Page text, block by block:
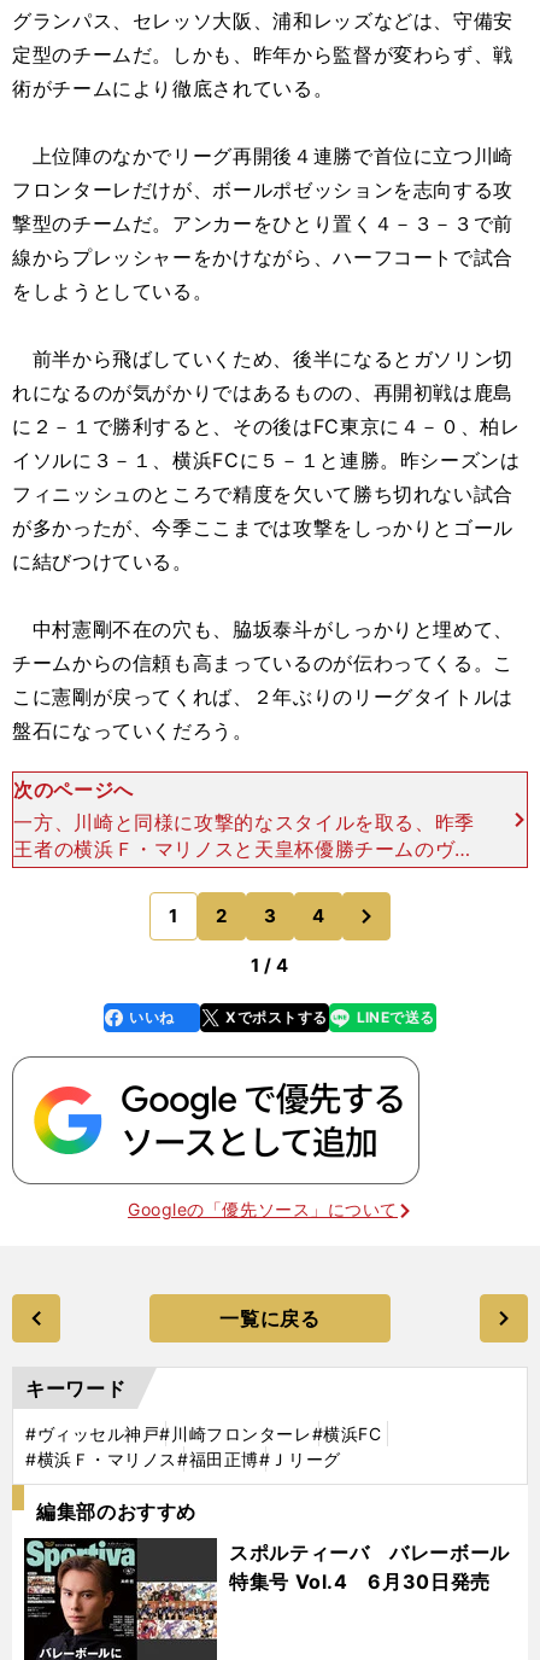
グランパス、セレッソ大阪、浦和レッズなどは、守備安
定型のチームだ。しかも、昨年から監督が変わらず、戦
術がチームにより徹底されている。
上位陣のなかでリーグ再開後４連勝で首位に立つ川崎
フロンターレだけが、ボールポゼッションを志向する攻
撃型のチームだ。アンカーをひとり置く４－３－３で前
線からプレッシャーをかけながら、ハーフコートで試合
をしようとしている。
前半から飛ばしていくため、後半になるとガソリン切
れになるのが気がかりではあるものの、再開初戦は鹿島
に２－１で勝利すると、その後はFC東京に４－０、柏レ
イソルに３－１、横浜FCに５－１と連勝。昨シーズンは
フィニッシュのところで精度を欠いて勝ち切れない試合
が多かったが、今季ここまでは攻撃をしっかりとゴール
に結びつけている。
中村憲剛不在の穴も、脇坂泰斗がしっかりと埋めて、
チームからの信頼も高まっているのが伝わってくる。こ
こに憲剛が戻ってくれば、２年ぶりのリーグタイトルは
盤石になっていくだろう。
次のページへ
一方、川崎と同様に攻撃的なスタイルを取る、昨季
王者の横浜Ｆ・マリノスと天皇杯優勝チームのヴィ
ッセル神戸。この２チームは、カウンタースタイル
の相手チームの狙いどおりにやられている試合が多
い。 横浜FMは
1 2 3 4
のページへ
1 / 4
faceboo
k
いいね Xでポストする
line LINEで送る
Googleの「優先ソース」について
一覧に戻る
キーワード
#ヴィッセル神戸#川崎フロンターレ#横浜FC
#横浜Ｆ・マリノス#福田正博#Ｊリーグ
編集部のおすすめ
スポルティーバ バレーボール
特集号 Vol.4 6月30日発売